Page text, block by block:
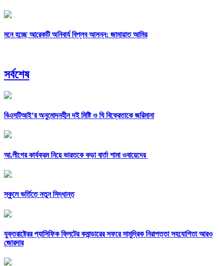
মনে হচ্ছে আরেকটি অনিবার্য বিপ্লব আসন্ন: জামায়াত আমির
সর্বশেষ
বিএসটিআই’র অনুমোদনহীন দই মিষ্টি ও ঘি বিক্রেতাকে জরিমানা
আ.লীগের কার্যক্রম নিয়ে ভারতকে কড়া বার্তা শামা ওবায়েদের
স্কুলে ভর্তিতে নতুন সিদ্ধান্ত
যুক্তরাষ্ট্রের প্যাসিফিক ফ্লিটের কমান্ডারের সফরে সামুদ্রিক নিরাপত্তা সহযোগিতা আরও
জোরদার